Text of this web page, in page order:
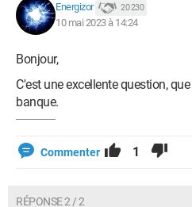
Energizor 20 230
10 mai 2023 à 14:24
Bonjour,
C'est une excellente question,
banque.
Commenter 1
RÉPONSE 2 / 2